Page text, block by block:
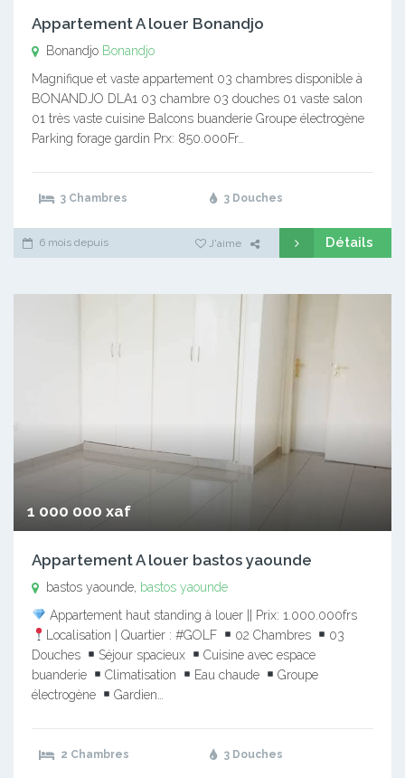
Appartement A louer Bonandjo
Bonandjo Bonandjo
Magnifique et vaste appartement 03 chambres disponible à
BONANDJO DLA1 03 chambre 03 douches 01 vaste salon
01 très vaste cuisine Balcons buanderie Groupe électrogène
Parking forage gardin Prx: 850.000Fr…
3 Chambres 3 Douches
6 mois depuis J'aime Détails
1 000 000 xaf
Appartement A louer bastos yaounde
bastos yaounde, bastos yaounde
Appartement haut standing à louer || Prix: 1.000.000frs
Localisation | Quartier : #GOLF
02 Chambres
03
Douches
Séjour spacieux
Cuisine avec espace
buanderie
Climatisation Eau chaude
Groupe
électrogène
Gardien…
2 Chambres 3 Douches